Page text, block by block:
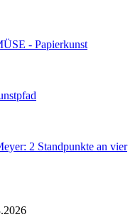
- Papierkunst
2 Standpunkte an vier